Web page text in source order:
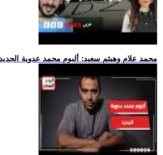
.. محمد علام وهيثم سعيد: ألبوم محمد عدوية